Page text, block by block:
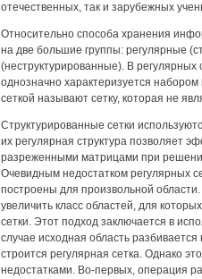
отечественных, так и зарубежных
Относительно способа хранения
на две большие группы: регулярные
(неструктурированные). В
однозначно характеризуется
сеткой называют сетку, которая не
Структурированные сетки
их регулярная структура позволяет
разреженными матрицами при
Очевидным недостатком регулярных
построены для произвольной
увеличить класс областей, для
сетки. Этот подход заключается в
случае исходная область
строится регулярная сетка. Однако
недостатками. Во-первых, операция